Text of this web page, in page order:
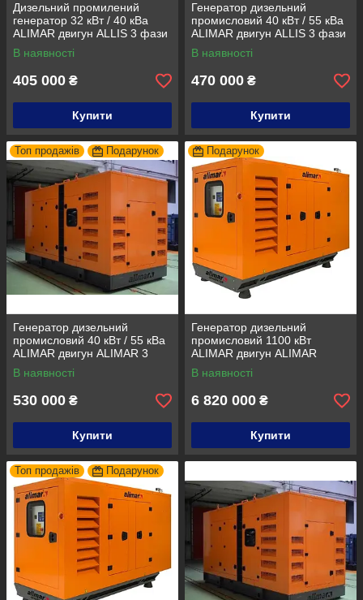
Дизельний промилений
генератор 32 кВт / 40 кВа
ALIMAR двигун ALLIS 3 фази
50Гц
В наявності
405 000 ₴
Купити
Генератор дизельний
промисловий 40 кВт / 55 кВа
ALIMAR двигун ALLIS 3 фази
Дизельна електростанція
В наявності
470 000 ₴
Купити
Топ продажів Подарунок
Генератор дизельний
промисловий 40 кВт / 55 кВа
ALIMAR двигун ALIMAR 3
фази Дизельна
електростанція
В наявності
530 000 ₴
Купити
Подарунок
Генератор дизельний
промисловий 1100 кВт
ALIMAR двигун ALIMAR
трифазний. Дизельна
електростанція
В наявності
6 820 000 ₴
Купити
Топ продажів Подарунок